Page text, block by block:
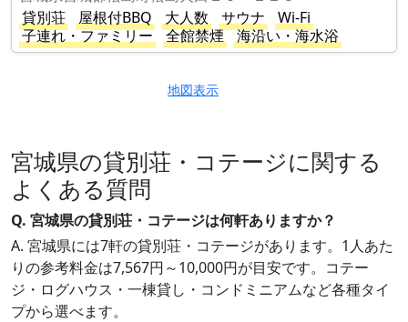
貸別荘
屋根付BBQ 大人数 サウナ
Wi-Fi
子連れ・ファミリー
全館禁煙 海沿い・海水浴
地図表示
宮城県の貸別荘・コテージに関する
よくある質問
Q. 宮城県の貸別荘・コテージは何軒ありますか？
A. 宮城県には7軒の貸別荘・コテージがあります。1人あた
りの参考料金は7,567円～10,000円が目安です。コテー
ジ・ログハウス・一棟貸し・コンドミニアムなど各種タイ
プから選べます。